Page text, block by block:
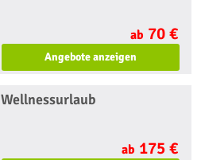
ab 70 €
Angebote anzeigen
Wellnessurlaub
ab 175 €